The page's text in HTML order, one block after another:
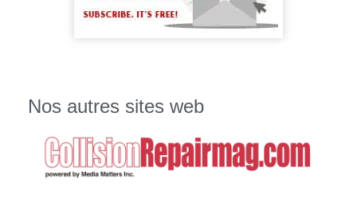
Nos autres sites web